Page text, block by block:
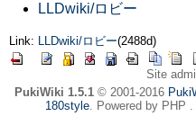
LLDwiki/ロビー
Link: LLDwiki/ロビー(2488d)
Site
PukiWiki 1.5.1© 2001-2016
180style. Powered by PHP